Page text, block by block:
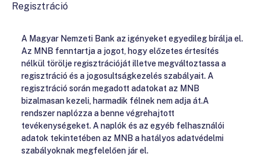
Regisztráció
A Magyar Nemzeti Bank az igényeket egyedileg bírálja el.
Az MNB fenntartja a jogot, hogy előzetes értesítés
nélkül törölje regisztrációját illetve megváltoztassa a
regisztráció és a jogosultságkezelés szabályait. A
regisztráció során megadott adatokat az MNB
bizalmasan kezeli, harmadik félnek nem adja át.A
rendszer naplózza a benne végrehajtott
tevékenységeket. A naplók és az egyéb felhasználói
adatok tekintetében az MNB a hatályos adatvédelmi
szabályoknak megfelelően jár el.